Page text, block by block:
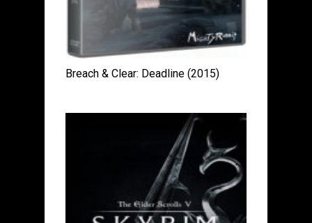
Breach & Clear: Deadline (2015)